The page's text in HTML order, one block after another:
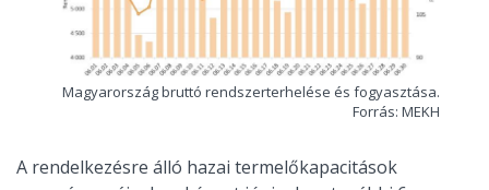
Magyarország bruttó rendszerterhelése és fogyasztása.
Forrás: MEKH
A rendelkezésre álló hazai termelőkapacitások